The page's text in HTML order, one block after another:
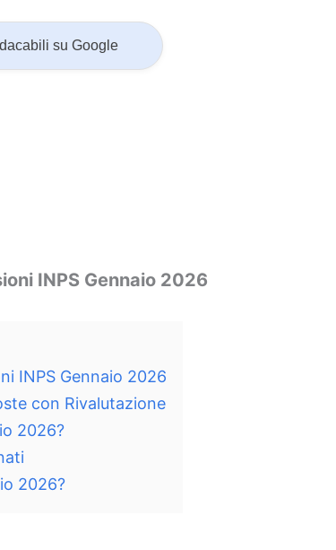
su Google
INPS Gennaio 2026
INPS Gennaio 2026
con Rivalutazione
2026?
2026?